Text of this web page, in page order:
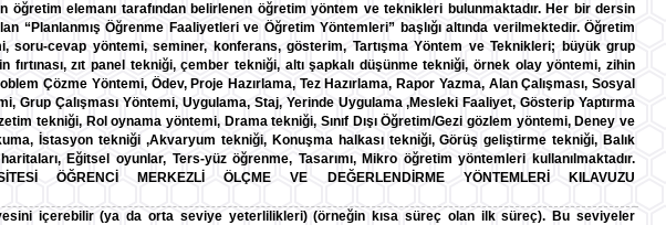
elemanı tarafından belirlenen öğretim yöntem ve teknikleri bulunmaktadır. Her bir dersin
“Planlanmış Öğrenme Faaliyetleri ve Öğretim Yöntemleri” başlığı altında verilmektedir. Öğretim
soru-cevap yöntemi, seminer, konferans, gösterim, Tartışma Yöntem ve Teknikleri; büyük grup
fırtınası, zıt panel tekniği, çember tekniği, altı şapkalı düşünme tekniği, örnek olay yöntemi, zihin
Çözme Yöntemi, Ödev, Proje Hazırlama, Tez Hazırlama, Rapor Yazma, Alan Çalışması, Sosyal
Grup Çalışması Yöntemi, Uygulama, Staj, Yerinde Uygulama ,Mesleki Faaliyet, Gösterip Yaptırma
tekniği, Rol oynama yöntemi, Drama tekniği, Sınıf Dışı Öğretim/Gezi gözlem yöntemi, Deney ve
İstasyon tekniği ,Akvaryum tekniği, Konuşma halkası tekniği, Görüş geliştirme tekniği, Balık
Eğitsel oyunlar, Ters-yüz öğrenme, Tasarımı, Mikro öğretim yöntemleri kullanılmaktadır.
ÖĞRENCİ MERKEZLİ ÖLÇME VE DEĞERLENDİRME YÖNTEMLERİ KILAVUZU
içerebilir (ya da orta seviye yeterlilikleri) (örneğin kısa süreç olan ilk süreç). Bu seviyeler